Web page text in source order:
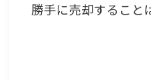
勝手に売却すること